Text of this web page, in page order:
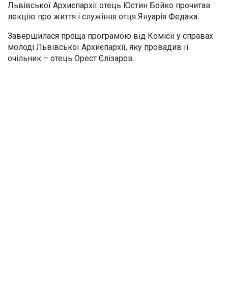
Львівської Архиєпархії отець Юстин Бойко прочитав
лекцію про життя і служіння отця Януарія Федака.
Завершилася проща програмою від Комісії у справах
молоді Львівської Архиєпархії, яку провадив її
очільник – отець Орест Єлізаров.